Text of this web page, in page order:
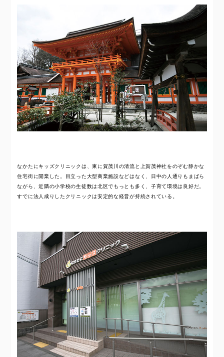
なかたにキッズクリニックは、東に賀茂川の清流と上賀茂神社をのぞむ静かな
住宅街に開業した。目立った大型商業施設などはなく、日中の人通りもまばら
ながら、近隣の小学校の生徒数は北区でもっとも多く、子育て環境は良好だ。
すでに法人成りしたクリニックは安定的な経営が持続されている。